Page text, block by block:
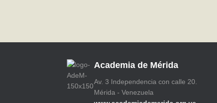
Academia de Mérida
Av. 3 Independencia con calle 20.
Mérida - Venezuela